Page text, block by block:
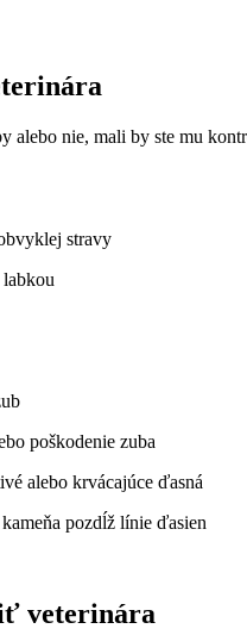
alebo nie, mali by ste mu
stravy
labkou
poškodenie zuba
alebo krvácajúce ďasná
pozdĺž línie ďasien
veterinára